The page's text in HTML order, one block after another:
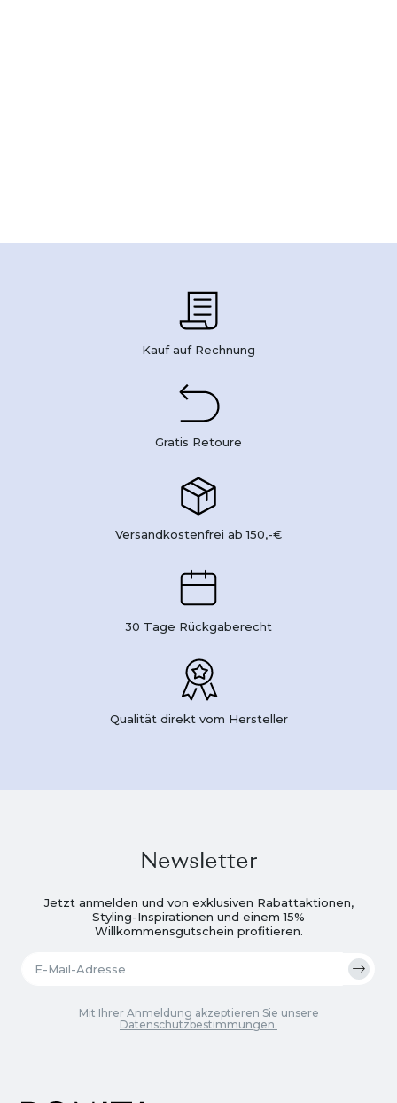
Kauf auf Rechnung
Gratis Retoure
Versandkostenfrei ab 150,-€
30 Tage Rückgaberecht
Qualität direkt vom Hersteller
Newsletter
Jetzt anmelden und von exklusiven Rabattaktionen,
Styling-Inspirationen und einem 15%
Willkommensgutschein profitieren.
Mit Ihrer Anmeldung akzeptieren Sie unsere
Datenschutzbestimmungen.